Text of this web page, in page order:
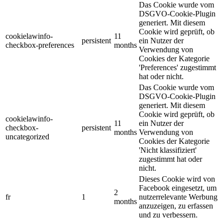
cookielawinfo-
checkbox-preferences
persistent
11
months
Das Cookie wurde vom
DSGVO-Cookie-Plugin
generiert. Mit diesem
Cookie wird geprüft, ob
ein Nutzer der
Verwendung von
Cookies der Kategorie
'Preferences' zugestimmt
hat oder nicht.
cookielawinfo-
checkbox-
uncategorized
persistent
11
months
Das Cookie wurde vom
DSGVO-Cookie-Plugin
generiert. Mit diesem
Cookie wird geprüft, ob
ein Nutzer der
Verwendung von
Cookies der Kategorie
'Nicht klassifiziert'
zugestimmt hat oder
nicht.
fr 1
2
months
Dieses Cookie wird von
Facebook eingesetzt, um
nutzerrelevante Werbung
anzuzeigen, zu erfassen
und zu verbessern.